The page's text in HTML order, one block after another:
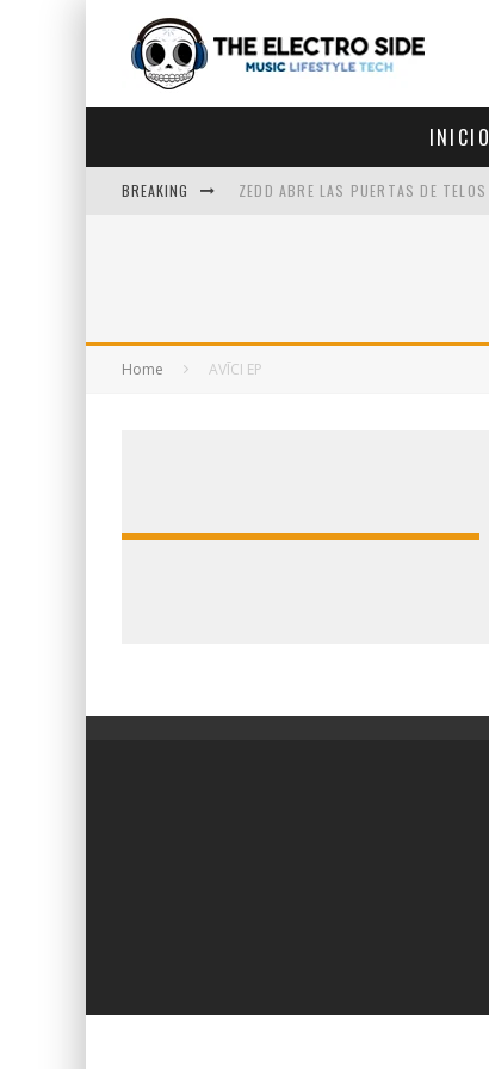
INICIO
BREAKING ZEDD ABRE LAS PUERTAS DE TELOS
Home AVĪCI EP